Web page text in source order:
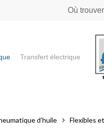
Où
Transfert électrique
d’huile Flexibles